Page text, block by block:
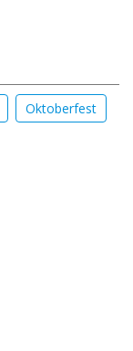
Oktoberfest